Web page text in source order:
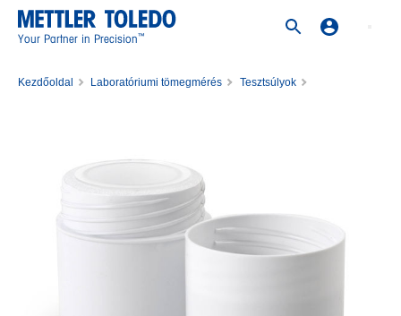
Your Partner in Precision™
Kezdőoldal Laboratóriumi tömegmérés
Tesztsúlyok